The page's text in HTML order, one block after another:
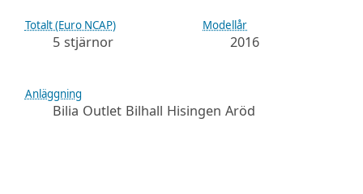
Totalt (Euro NCAP)
5 stjärnor
Modellår
2016
Anläggning
Bilia Outlet Bilhall Hisingen Aröd